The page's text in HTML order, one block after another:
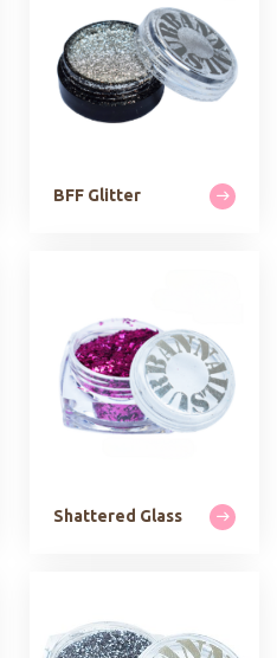
BFF Glitter
Shattered Glass